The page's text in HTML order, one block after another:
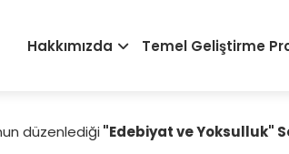
Main
Hakkımızda Temel Geliştirme
düzenlediği "Edebiyat ve Yoksulluk"